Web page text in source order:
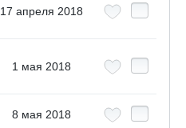
17 апреля 2018
1 мая 2018
8 мая 2018